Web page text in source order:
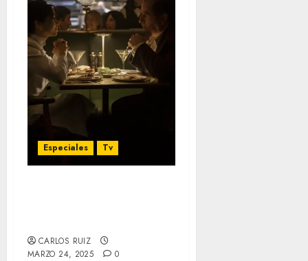
Especiales Tv
CARLOS RUIZ
MARZO 24, 2025
0